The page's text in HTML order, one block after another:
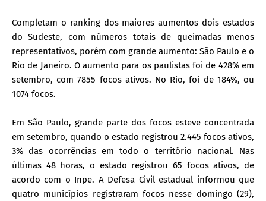
Completam o ranking dos maiores aumentos dois estados
do Sudeste, com números totais de queimadas menos
representativos, porém com grande aumento: São Paulo e o
Rio de Janeiro. O aumento para os paulistas foi de 428% em
setembro, com 7855 focos ativos. No Rio, foi de 184%, ou
1074 focos.
Em São Paulo, grande parte dos focos esteve concentrada
em setembro, quando o estado registrou 2.445 focos ativos,
3% das ocorrências em todo o território nacional. Nas
últimas 48 horas, o estado registrou 65 focos ativos, de
acordo com o Inpe. A Defesa Civil estadual informou que
quatro municípios registraram focos nesse domingo (29),